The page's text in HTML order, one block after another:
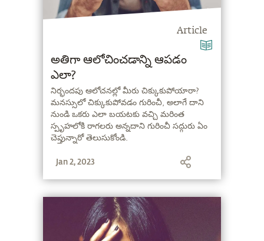
Article
అతిగా ఆలోచించడాన్ని ఆపడం
ఎలా?
నిర్భందపు ఆలోచనల్లో మీరు చిక్కుకుపోయారా?
మనస్సులో చిక్కుకుపోవడం గురించీ, అలాగే దాని
నుండి ఒకరు ఎలా బయటకు వచ్చి మరింత
స్పృహలోకి రాగలరు అన్నదాని గురించీ సద్గురు ఏం
చెప్తున్నారో తెలుసుకోండి.
Jan 2, 2023